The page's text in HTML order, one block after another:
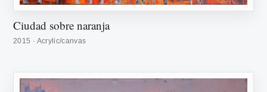
Ciudad sobre naranja
2015 · Acrylic/canvas